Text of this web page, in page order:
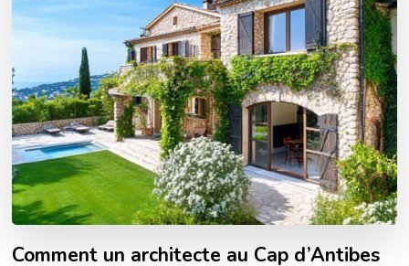
Comment un architecte au Cap d’Antibes